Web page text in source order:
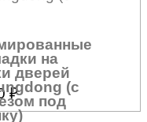
на
дверей
(с
под
₽